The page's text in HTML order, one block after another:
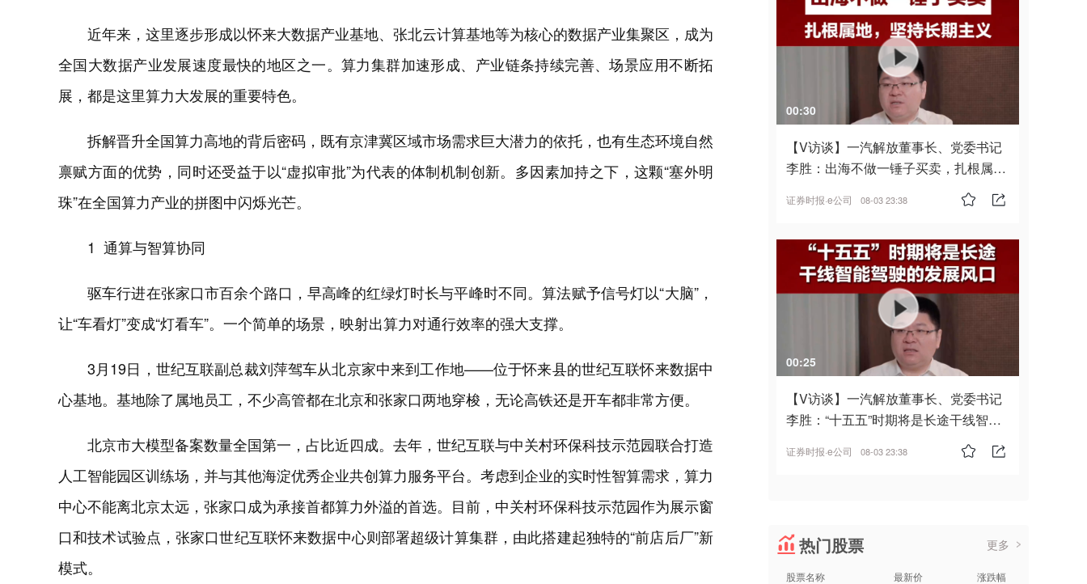
近年来，这里逐步形成以怀来大数据产业基地、张北云计算基地等为核心的数据产业集聚区，成为
全国大数据产业发展速度最快的地区之一。算力集群加速形成、产业链条持续完善、场景应用不断拓
展，都是这里算力大发展的重要特色。
拆解晋升全国算力高地的背后密码，既有京津冀区域市场需求巨大潜力的依托，也有生态环境自然
禀赋方面的优势，同时还受益于以“虚拟审批”为代表的体制机制创新。多因素加持之下，这颗“塞外明
珠”在全国算力产业的拼图中闪烁光芒。
1 通算与智算协同
驱车行进在张家口市百余个路口，早高峰的红绿灯时长与平峰时不同。算法赋予信号灯以“大脑”，
让“车看灯”变成“灯看车”。一个简单的场景，映射出算力对通行效率的强大支撑。
3月19日，世纪互联副总裁刘萍驾车从北京家中来到工作地——位于怀来县的世纪互联怀来数据中
心基地。基地除了属地员工，不少高管都在北京和张家口两地穿梭，无论高铁还是开车都非常方便。
北京市大模型备案数量全国第一，占比近四成。去年，世纪互联与中关村环保科技示范园联合打造
人工智能园区训练场，并与其他海淀优秀企业共创算力服务平台。考虑到企业的实时性智算需求，算力
中心不能离北京太远，张家口成为承接首都算力外溢的首选。目前，中关村环保科技示范园作为展示窗
口和技术试验点，张家口世纪互联怀来数据中心则部署超级计算集群，由此搭建起独特的“前店后厂”新
模式。
00:30
【V访谈】一汽解放董事长、党委书记
李胜：出海不做一锤子买卖，扎根属
证券时报·e公司 08-03 23:38
00:25
【V访谈】一汽解放董事长、党委书记
李胜：“十五五”时期将是长途干线智能
证券时报·e公司 08-03 23:38
热门股票 更多
股票名称 最新价 涨跌幅